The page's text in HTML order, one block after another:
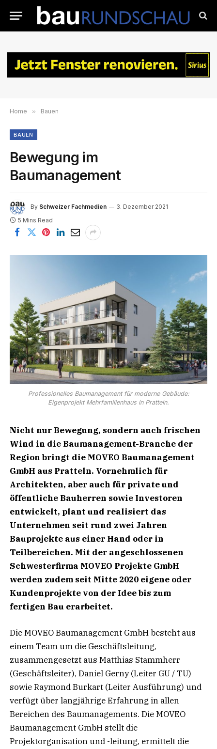
Home » Bauen
BAUEN
Bewegung im
Baumanagement
By Schweizer Fachmedien
3. Dezember 2021
5 Mins Read
Professionelles Baumanagement für moderne Gebäude:
Eigenprojekt Mehrfamilienhaus in Pratteln.
Nicht nur Bewegung, sondern auch frischen
Wind in die Baumanagement-Branche der
Region bringt die MOVEO Baumanagement
GmbH aus Pratteln. Vornehmlich für
Architekten, aber auch für privateund
öffentliche Bauherren sowie Investoren
entwickelt, plant und realisiert das
Unternehmen seit rund zwei Jahren
Bauprojekte aus einer Hand oder in
Teilbereichen. Mit der angeschlossenen
Schwesterfirma MOVEO Projekte GmbH
werden zudem seit Mitte 2020 eigene oder
Kundenprojekte von der Ideebis zum
fertigen Bau erarbeitet.
Die MOVEO Baumanagement GmbH besteht aus
einem Team um die Geschäftsleitung,
zusammengesetzt aus Matthias Stammherr
(Geschäftsleiter), Daniel Gerny (Leiter GU / TU)
sowie Raymond Burkart (Leiter Ausführung) und
verfügt über langjährige Erfahrung in allen
Bereichen des Baumanagements. Die MOVEO
Baumanagement GmbH stellt die
Projektorganisation und -leitung, ermittelt die